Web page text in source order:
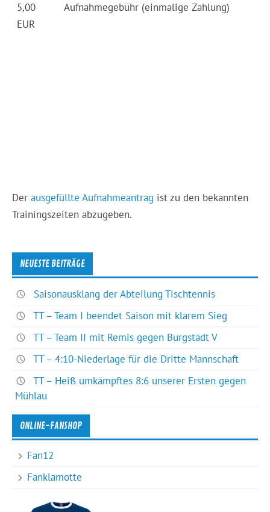
5,00
EUR
Aufnahmegebühr (einmalige Zahlung)
Derausgefüllte Aufnahmeantrag ist zu den bekannten
Trainingszeiten abzugeben.
NEUESTE BEITRÄGE
Saisonausklang der Abteilung Tischtennis
TT – Team I beendet Saison mit klarem Sieg
TT – Team II mit Remis gegen Burgstädt V
TT – 4:10-Niederlage für die Dritte Mannschaft
TT – Heiß umkämpftes 8:6 unserer Ersten gegen
Mühlau
ONLINE-FANSHOP
Fan12
Fanklamotte